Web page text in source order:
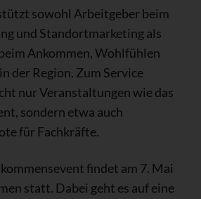
sowohl Arbeitgeber beim
und Standortmarketing als
Ankommen, Wohlfühlen
der Region. Zum Service
nur Veranstaltungen wie das
sondern etwa auch
für Fachkräfte.
findet am 7. Mai
statt. Dabei geht es auf eine